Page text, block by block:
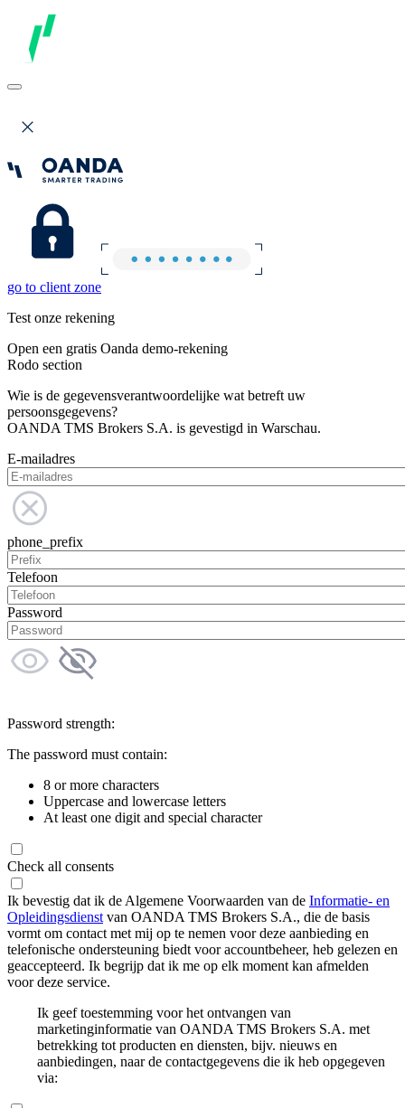
go to client zone
Test onze rekening
Open een gratis Oanda demo-rekening
Rodo section
Wie is de gegevensverantwoordelijke wat betreft uw
persoonsgegevens?
OANDA TMS Brokers S.A. is gevestigd in Warschau.
E-mailadres
phone_prefix
Telefoon
Password
Password strength:
The password must contain:
8 or more characters
Uppercase and lowercase letters
At least one digit and special character
Check all consents
Ik bevestig dat ik de Algemene Voorwaarden van de Informatie- en
Opleidingsdienst van OANDA TMS Brokers S.A., die de basis
vormt om contact met mij op te nemen voor deze aanbieding en
telefonische ondersteuning biedt voor accountbeheer, heb gelezen en
geaccepteerd. Ik begrijp dat ik me op elk moment kan afmelden
voor deze service.
Ik geef toestemming voor het ontvangen van
marketinginformatie van OANDA TMS Brokers S.A. met
betrekking tot producten en diensten, bijv. nieuws en
aanbiedingen, naar de contactgegevens die ik heb opgegeven
via: